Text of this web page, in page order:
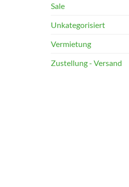
Sale
Unkategorisiert
Vermietung
Zustellung - Versand